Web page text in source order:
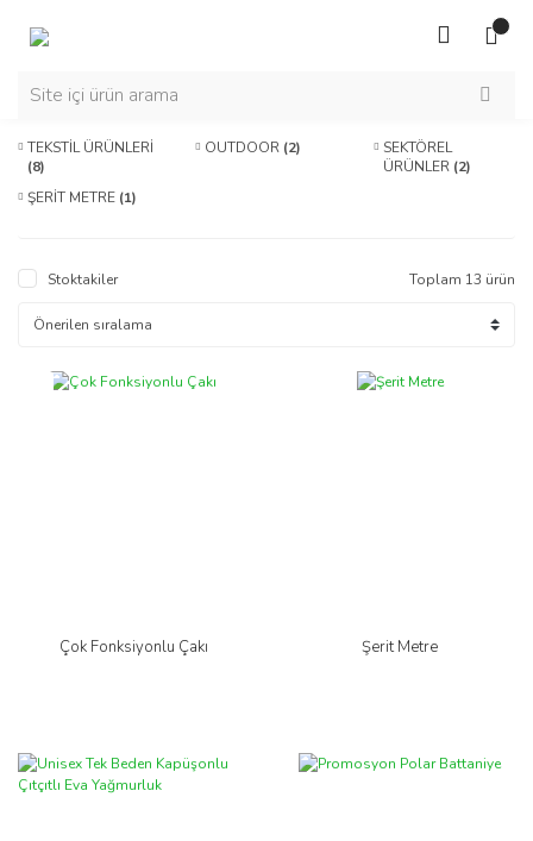
TEKSTİL ÜRÜNLERİ
(8)
OUTDOOR (2)
SEKTÖREL
ÜRÜNLER (2)
ŞERİT METRE (1)
Stoktakiler Toplam 13 ürün
Çok Fonksiyonlu Çakı Şerit Metre